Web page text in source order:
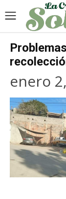
enero